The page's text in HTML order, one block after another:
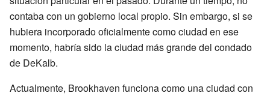
contaba con un gobierno local propio. Sin embargo, si se
hubiera incorporado oficialmente como ciudad en ese
momento, habría sido la ciudad más grande del condado
de DeKalb.
Actualmente, Brookhaven funciona como una ciudad con